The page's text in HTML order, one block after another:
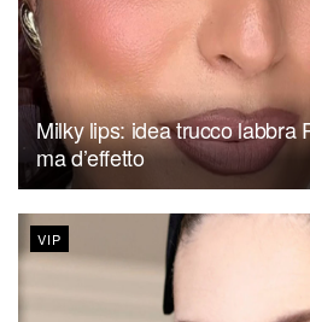
Milky lips: idea trucco labbra
ma d’effetto
VIP